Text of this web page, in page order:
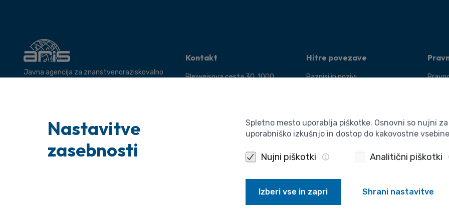
Javna agencija za znanstvenoraziskovalno
Kontakt
Bleiweisova cesta 30, 1000
glavnapisarna@aris-rs.si
Hitre povezave
Razpisi in pozivi
Publikacije
Izjava
Nastavitve
zasebnosti
Spletno mesto uporablja piškotke. Osnovni so nujni
uporabniško izkušnjo in dostop do kakovostne
Nujni piškotki Analitični piškotki
Izberi vse in zapri Shrani nastavitve